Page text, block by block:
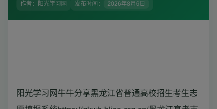
作者：阳光学习网 发布时间： 2026年8月6日
阳光学习网牛牛分享黑龙江省普通高校招生考生志